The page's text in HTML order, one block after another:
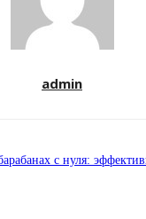
admin
с нуля: